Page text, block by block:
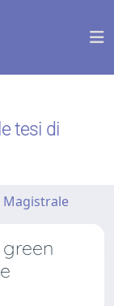
tesi di
Magistrale